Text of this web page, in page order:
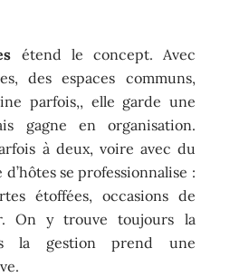
étend le concept. Avec
des espaces communs,
parfois,, elle garde une
gagne en organisation.
à deux, voire avec du
se professionnalise :
étoffées, occasions de
On y trouve toujours la
la gestion prend une